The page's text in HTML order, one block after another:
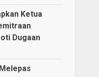
Ketua
Dugaan